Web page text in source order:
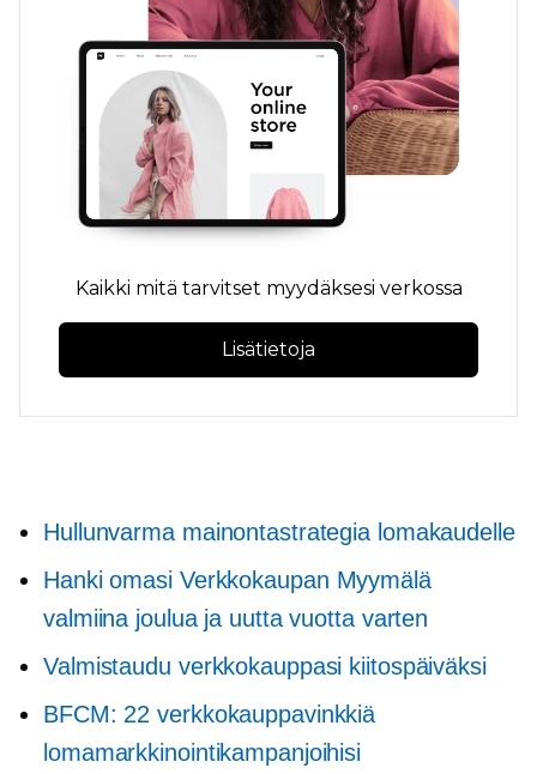
Kaikki mitä tarvitset myydäksesi verkossa
Lisätietoja
Hullunvarma mainontastrategia lomakaudelle
Hanki omasi Verkkokaupan Myymälä
valmiina joulua ja uutta vuotta varten
Valmistaudu verkkokauppasi kiitospäiväksi
BFCM: 22 verkkokauppavinkkiä
lomamarkkinointikampanjoihisi